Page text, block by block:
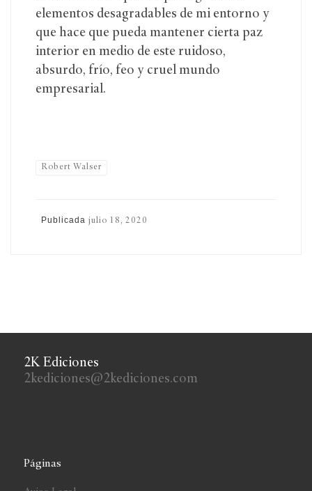
elementos desagradables de mi entorno y
que hace que pueda mantener cierta paz
interior en medio de este ruidoso,
absurdo, frío, feo y cruel mundo
empresarial.
Robert Walser
Publicadajulio 18, 2020
2K Ediciones
2kediciones@2kediciones.com
Páginas